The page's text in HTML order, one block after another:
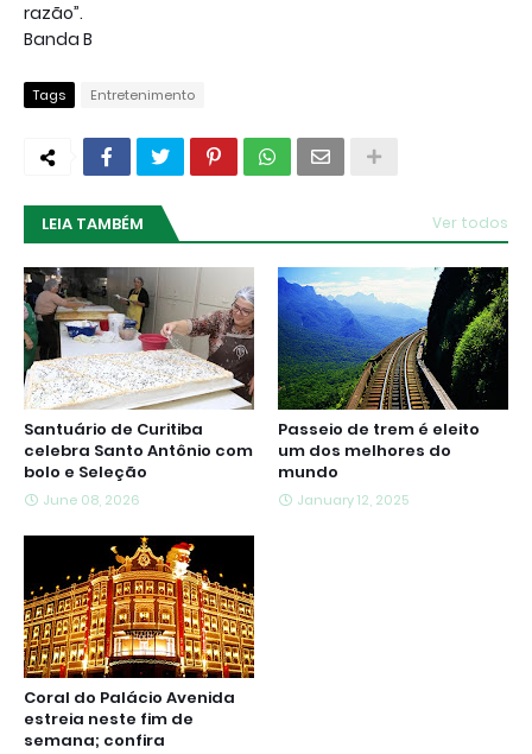
razão”.
Banda B
Tags Entretenimento
LEIA TAMBÉM Ver todos
Santuário de Curitiba
celebra Santo Antônio com
bolo e Seleção
June 08, 2026
Passeio de trem é eleito
um dos melhores do
mundo
January 12, 2025
Coral do Palácio Avenida
estreia neste fim de
semana; confira